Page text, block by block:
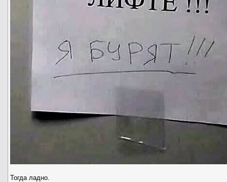
Тогда ладно.